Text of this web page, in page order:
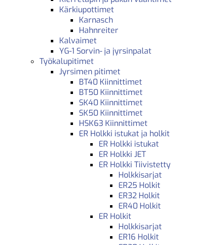
Kärkiupottimet
Karnasch
Hahnreiter
Kalvaimet
YG-1 Sorvin- ja jyrsinpalat
Työkalupitimet
Jyrsimen pitimet
BT40 Kiinnittimet
BT50 Kiinnittimet
SK40 Kiinnittimet
SK50 Kiinnittimet
HSK63 Kiinnittimet
ER Holkki istukat ja holkit
ER Holkki istukat
ER Holkki JET
ER Holkki Tiivistetty
Holkkisarjat
ER25 Holkit
ER32 Holkit
ER40 Holkit
ER Holkit
Holkkisarjat
ER16 Holkit